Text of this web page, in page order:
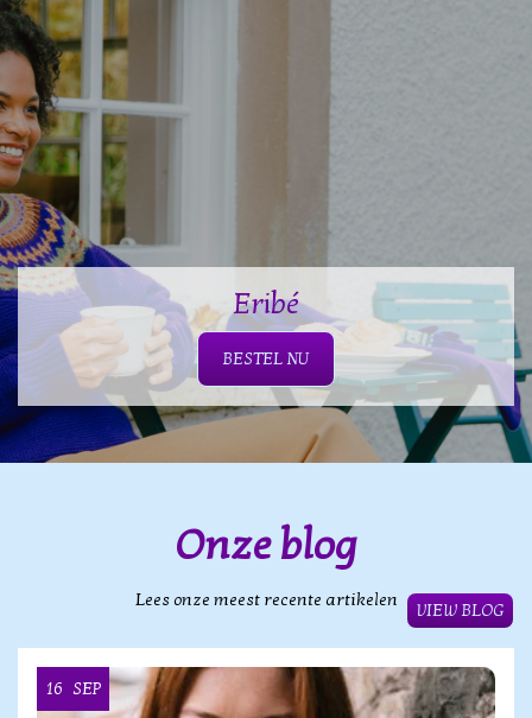
Eribé
BESTEL NU
Onze blog
Lees onze meest recente artikelen
VIEW BLOG
16 SEP